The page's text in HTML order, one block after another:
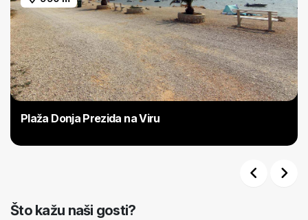
Plaža Donja Prezida na Viru
Što kažu naši gosti?